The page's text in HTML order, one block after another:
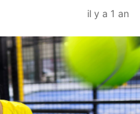
il y a 1 an